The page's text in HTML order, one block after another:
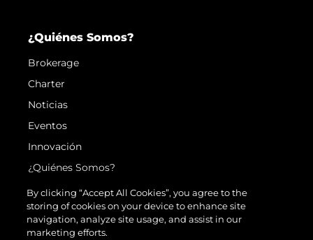
¿Quiénes Somos?
Brokerage
Charter
Noticias
Eventos
Innovación
¿Quiénes Somos?
El Equipo
Estilo De Vida
Historia
By clicking “Accept All Cookies”, you agree to the
storing of cookies on your device to enhance site
navigation, analyze site usage, and assist in our
marketing efforts.